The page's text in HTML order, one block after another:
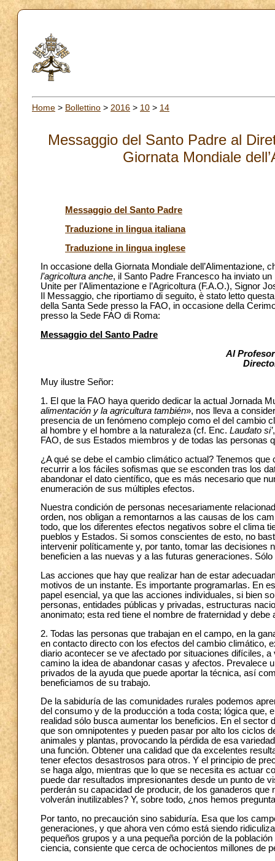
Home > Bollettino > 2016 > 10 > 14
Messaggio del Santo Padre al
Giornata Mondiale
Messaggio del Santo Padre
Traduzione in lingua italiana
Traduzione in lingua inglese
In occasione della Giornata Mondiale dell’Alimentazione,
l’agricoltura anche, il Santo Padre Francesco ha inviato
Unite per l’Alimentazione e l’Agricoltura (F.A.O.), Signor
Il Messaggio, che riportiamo di seguito, è stato letto
della Santa Sede presso la FAO, in occasione della
presso la Sede FAO di Roma:
Messaggio del Santo Padre
Al
Muy ilustre Señor:
1. El que la FAO haya querido dedicar la actual Jornada
alimentación y la agricultura también», nos lleva a
presencia de un fenómeno complejo como el del cambio
al hombre y el hombre a la naturaleza (cf. Enc. Laudato si’
FAO, de sus Estados miembros y de todas las personas
¿A qué se debe el cambio climático actual? Tenemos
recurrir a los fáciles sofismas que se esconden tras los
abandonar el dato científico, que es más necesario que
enumeración de sus múltiples efectos.
Nuestra condición de personas necesariamente
orden, nos obligan a remontarnos a las causas de los
todo, que los diferentes efectos negativos sobre el clima
pueblos y Estados. Si somos conscientes de esto, no
intervenir políticamente y, por tanto, tomar las
beneficien a las nuevas y a las futuras generaciones.
Las acciones que hay que realizar han de estar
motivos de un instante. Es importante programarlas. En
papel esencial, ya que las acciones individuales, si bien
personas, entidades públicas y privadas, estructuras
anonimato; esta red tiene el nombre de fraternidad y
2. Todas las personas que trabajan en el campo, en la
en contacto directo con los efectos del cambio climático,
diario acontecer se ve afectado por situaciones difíciles,
camino la idea de abandonar casas y afectos. Prevalece
privados de la ayuda que puede aportar la técnica, así
beneficiamos de su trabajo.
De la sabiduría de las comunidades rurales podemos
del consumo y de la producción a toda costa; lógica que,
realidad sólo busca aumentar los beneficios. En el sector
que son omnipotentes y pueden pasar por alto los ciclos
animales y plantas, provocando la pérdida de esa
una función. Obtener una calidad que da excelentes
tener efectos desastrosos para otros. Y el principio de
se haga algo, mientras que lo que se necesita es actuar
puede dar resultados impresionantes desde un punto de
perderán su capacidad de producir, de los ganaderos
volverán inutilizables? Y, sobre todo, ¿nos hemos
Por tanto, no precaución sino sabiduría. Esa que los
generaciones, y que ahora ven cómo está siendo
pequeños grupos y a una pequeña porción de la
ciencia, consiente que cerca de ochocientos millones de